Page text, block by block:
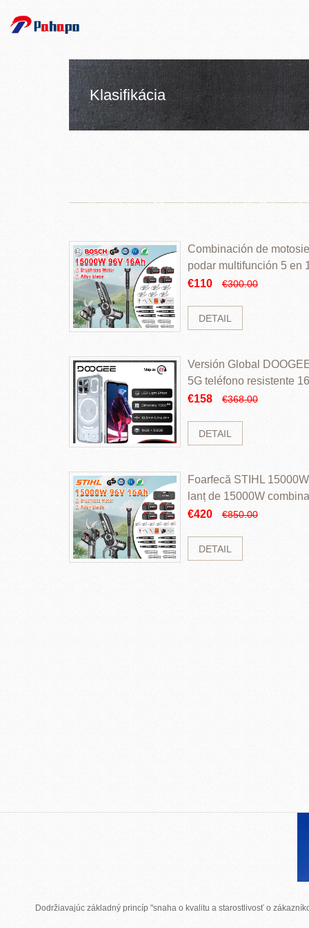
Klasifikácia
Combinación de
podar multifunción 5 en
€110
€300.00
DETAIL
Versión Global
5G teléfono resistente
ROM Mediatek
€158 €368.00
DETAIL
Foarfecă STIHL
lanț de 15000W
perii și baterie cu li
€420 €850.00
DETAIL
Dodržiavajúc základný princíp "snaha o kvalitu a starostlivosť o